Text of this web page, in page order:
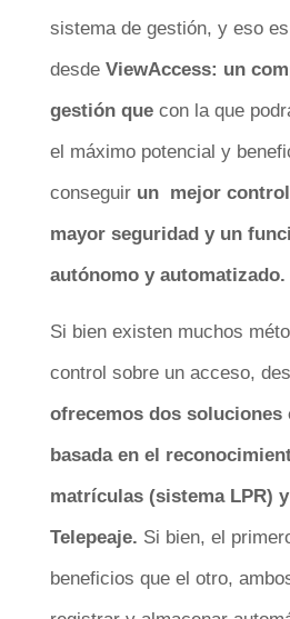
sistema de gestión, y eso
desde ViewAccess: un
gestión quecon la que
el máximo potencial y
conseguir un mejor
mayor seguridad y un
autónomo y automatizado.
Si bien existen muchos
control sobre un acceso,
ofrecemos dos soluciones
basada en el
matrículas (sistema LPR)
Telepeaje. Si bien, el
beneficios que el otro,